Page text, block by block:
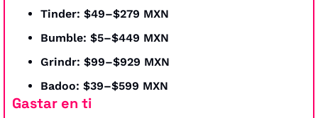
Tinder: $49–$279 MXN
Bumble: $5–$449 MXN
Grindr: $99–$929 MXN
Badoo: $39–$599 MXN
Gastar en ti